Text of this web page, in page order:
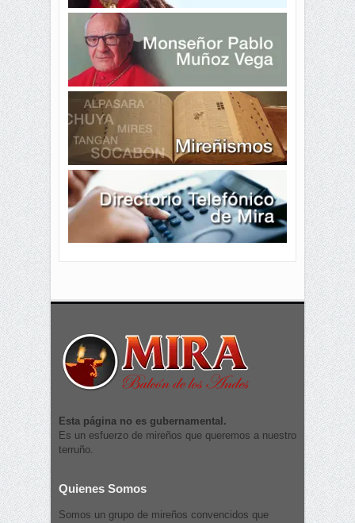
Esta página no es gubernamental.
Es un esfuerzo de mireños que queremos a nuestro
terruño.
Quienes Somos
Somos un grupo de mireños convencidos que